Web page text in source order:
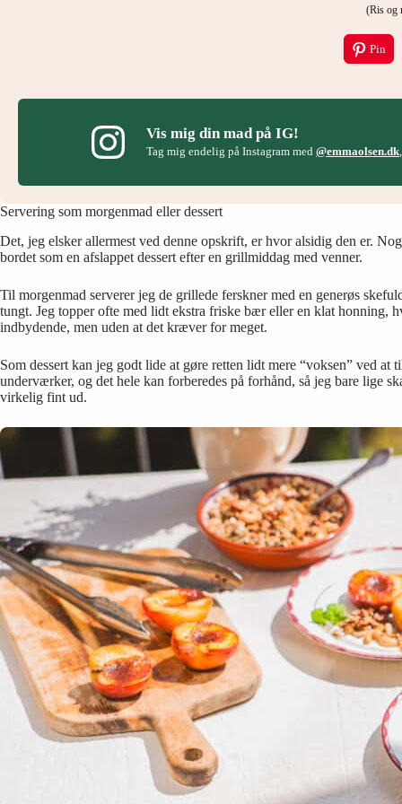
(Ris
Pin
Vis mig din mad på IG!
Tag mig endelig på Instagram med@emmaolsen.dk
Servering som morgenmad eller dessert
Det, jeg elsker allermest ved denne opskrift, er hvor alsidig den er.
bordet som en afslappet dessert efter en grillmiddag med venner.
Til morgenmad serverer jeg de grillede ferskner med en generøs
tungt. Jeg topper ofte med lidt ekstra friske bær eller en klat honning,
indbydende, men uden at det kræver for meget.
Som dessert kan jeg godt lide at gøre retten lidt mere “voksen” ved
underværker, og det hele kan forberedes på forhånd, så jeg bare lige
virkelig fint ud.